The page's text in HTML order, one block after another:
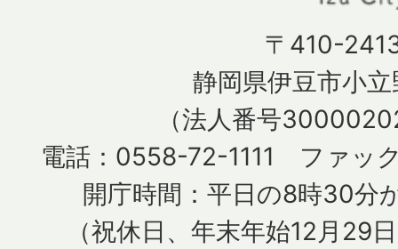
〒410-
静岡県伊豆市小
（法人番号
電話：0558-72-1111 ファッ
開庁時間：平日の8時30分
（祝休日、年末年始12月29